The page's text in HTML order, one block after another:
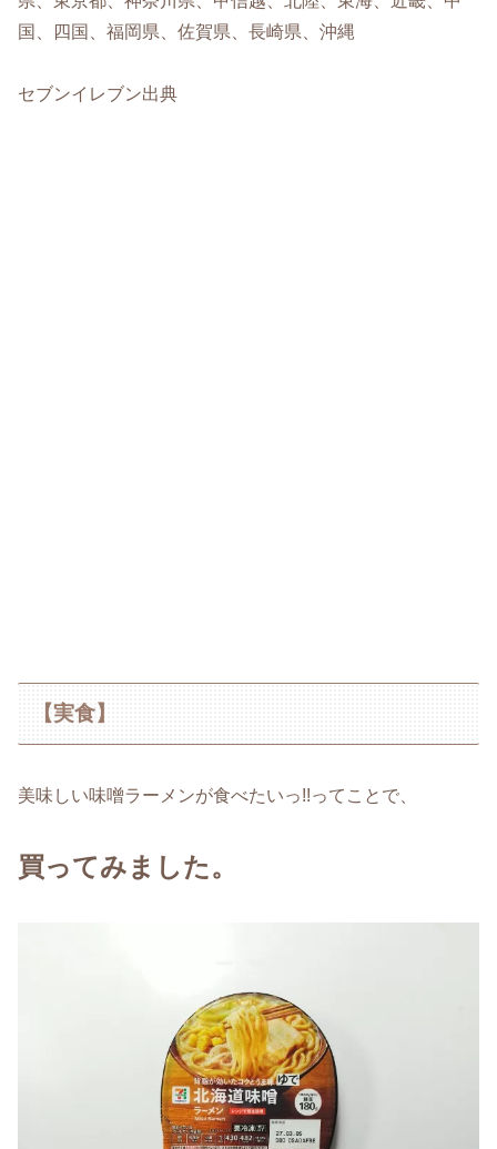
国、四国、福岡県、佐賀県、長崎県、沖縄
セブンイレブン出典
【実食】
美味しい味噌ラーメンが食べたいっ!!ってことで、
買ってみました。